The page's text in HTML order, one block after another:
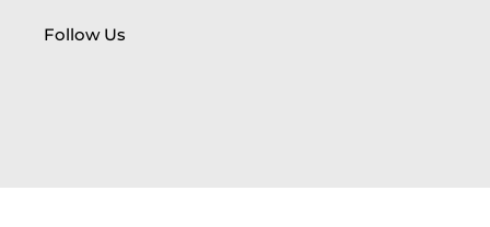
Follow Us